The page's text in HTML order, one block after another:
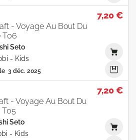
7,20 €
- Voyage Au Bout Du
T06
Seto
- Kids
3 déc. 2025
7,20 €
- Voyage Au Bout Du
Seto
- Kids